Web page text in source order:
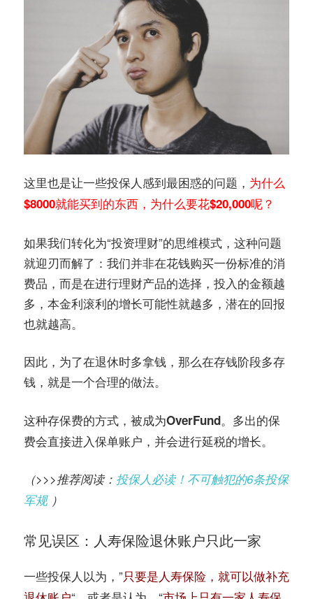
这里也是让一些投保人感到最困惑的问题， 为什么
$8000就能买到的东西，为什么要花$20,000呢？
如果我们转化为“投资理财”的思维模式，这种问题
就迎刃而解了：我们并非在花钱购买一份标准的消
费品，而是在进行理财产品的选择，投入的金额越
多，本金利滚利的增长可能性就越多，潜在的回报
也就越高。
因此，为了在退休时多拿钱，那么在存钱阶段多存
钱，就是一个合理的做法。
这种存保费的方式，被成为OverFund。 多出的保
费会直接进入保单账户，并会进行延税的增长。
（>>>推荐阅读： 投保人必读！不可触犯的6条投保
军规）
常见误区：人寿保险退休账户只此一家
一些投保人以为，”只要是人寿保险，就可以做补充